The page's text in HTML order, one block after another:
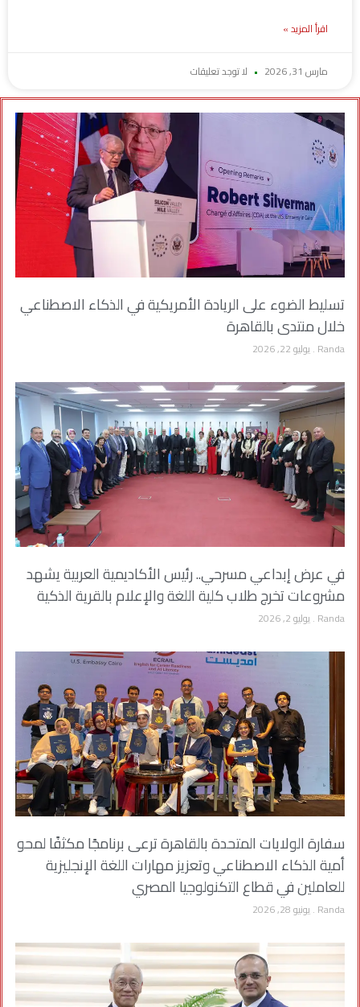
اقرأ المزيد »
مارس 31, 2026 لا توجد تعليقات
تسليط الضوء على الريادة الأمريكية في الذكاء الاصطناعي
خلال منتدى بالقاهرة
Randa يوليو 22, 2026
في عرض إبداعي مسرحي.. رئيس الأكاديمية العربية يشهد
مشروعات تخرج طلاب كلية اللغة والإعلام بالقرية الذكية
Randa يوليو 2, 2026
سفارة الولايات المتحدة بالقاهرة ترعى برنامجًا مكثفًا لمحو
أمية الذكاء الاصطناعي وتعزيز مهارات اللغة الإنجليزية
للعاملين في قطاع التكنولوجيا المصري
Randa يونيو 28, 2026